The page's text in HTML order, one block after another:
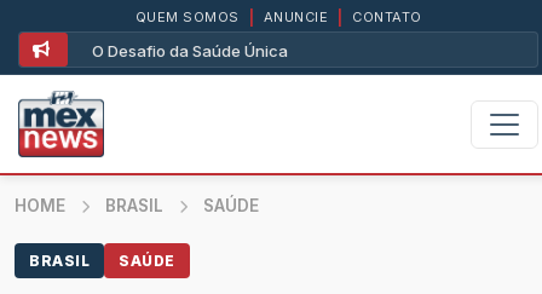
O Desafio da Saúde Única
QUEM SOMOS ANUNCIE CONTATO
HOME BRASIL SAÚDE
BRASIL SAÚDE